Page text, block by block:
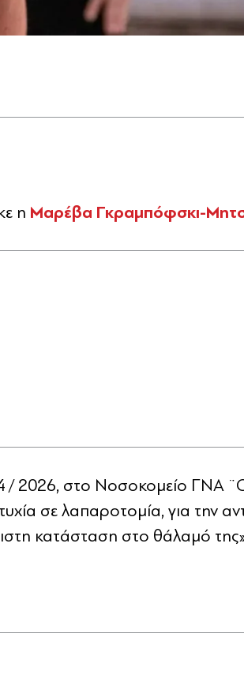
η Μαρέβα Γκραμπόφσκι-
/ 2026, στο Νοσοκομείο ΓΝΑ
σε λαπαροτομία, για την
κατάσταση στο θάλαμό